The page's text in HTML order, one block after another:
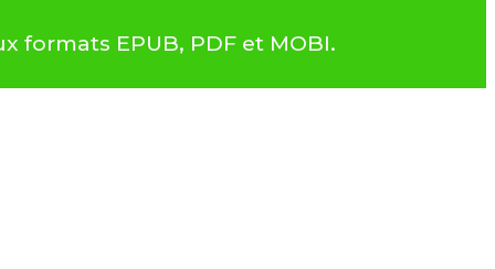
formats EPUB, PDF et MOBI.